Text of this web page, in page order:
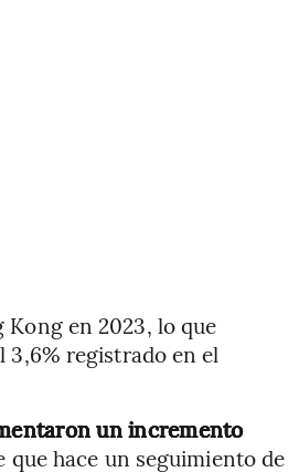
en 2023, lo que
3,6% registrado en el
un incremento
que hace un seguimiento de